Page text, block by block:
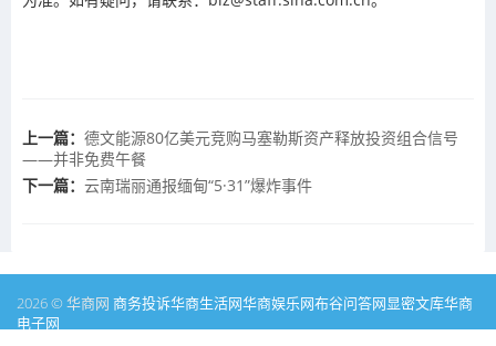
上一篇： 德文能源80亿美元竞购马塞勒斯资产释放投资组合信号
——并非免费午餐
下一篇： 云南瑞丽通报缅甸“5·31”爆炸事件
2026 © 华商网 商务投诉华商生活网华商娱乐网布谷问答网显密文库华商
电子网